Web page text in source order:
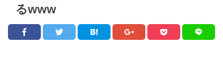
るwww